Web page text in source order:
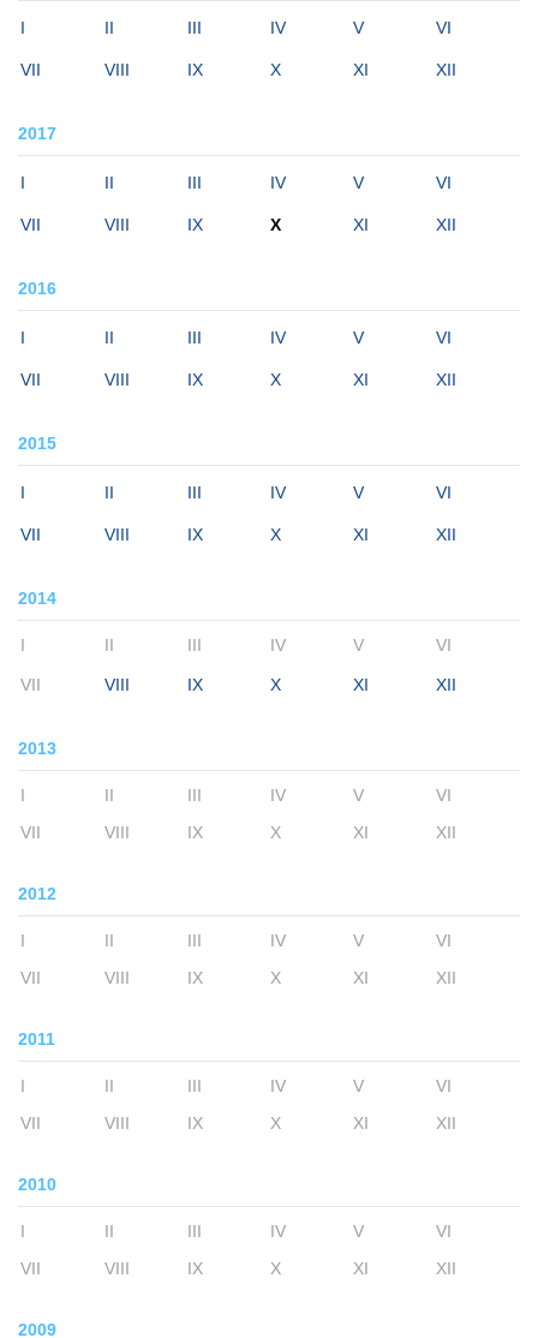
I II III IV V VI
VII VIII IX X XI XII
2017
I II III IV V VI
VII VIII IX X XI XII
2016
I II III IV V VI
VII VIII IX X XI XII
2015
I II III IV V VI
VII VIII IX X XI XII
2014
I II III IV V VI
VII VIII IX X XI XII
2013
I II III IV V
VI
VII
VIII IX X XI XII
2012
I II III IV V
VI
VII
VIII IX X XI XII
2011
I II III IV V
VI
VII
VIII IX X XI XII
2010
I II III IV V
VI
VII
VIII IX X XI XII
2009